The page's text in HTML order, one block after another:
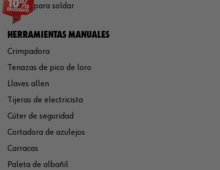
Careta para soldar
HERRAMIENTAS MANUALES
Crimpadora
Tenazas de pico de loro
Llaves allen
Tijeras de electricista
Cúter de seguridad
Cortadora de azulejos
Carracas
Paleta de albañil